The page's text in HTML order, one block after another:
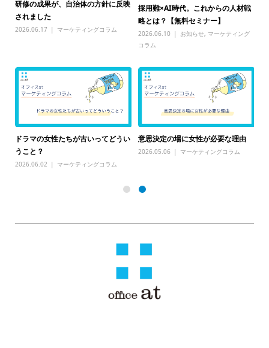
研修の成果が、自治体の方針に反映
されました
2026.06.17 マーケティングコラム
採用難×AI時代。これからの人材戦
略とは？【無料セミナー】
2026.06.10 お知らせ, マーケティング
コラム
ドラマの女性たちが古いってどうい
うこと？
2026.06.02 マーケティングコラム
意思決定の場に女性が必要な理由
2026.05.06 マーケティングコラム